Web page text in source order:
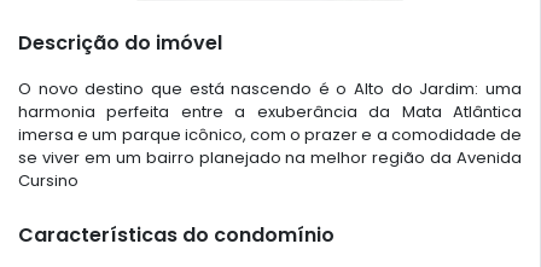
Descrição do imóvel
O novo destino que está nascendo é o Alto do Jardim: uma
harmonia perfeita entre a exuberância da Mata Atlântica
imersa e um parque icônico, com o prazer e a comodidade de
se viver em um bairro planejado na melhor região da Avenida
Cursino
Características do condomínio